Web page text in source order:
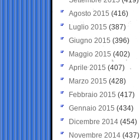
Agosto 2015 (416)
Luglio 2015 (387)
Giugno 2015 (396)
Maggio 2015 (402)
Aprile 2015 (407)
Marzo 2015 (428)
Febbraio 2015 (417)
Gennaio 2015 (434)
Dicembre 2014 (454)
Novembre 2014 (437)